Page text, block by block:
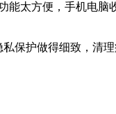
能太方便，手机电脑
私保护做得细致，清